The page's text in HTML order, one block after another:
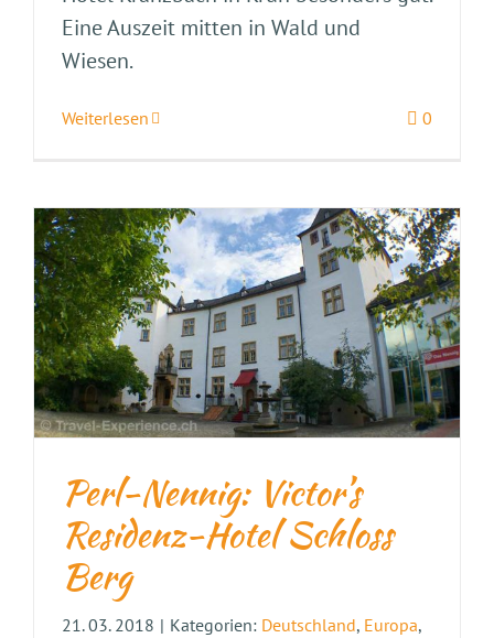
Eine Auszeit mitten in Wald und
Wiesen.
Weiterlesen 0
Perl-Nennig: Victor’s
Residenz-Hotel Schloss
Berg
21. 03. 2018 | Kategorien: Deutschland, Europa,